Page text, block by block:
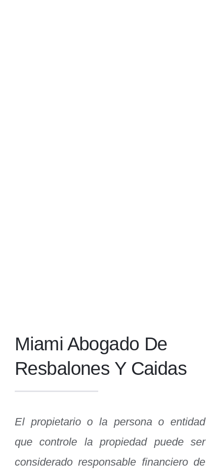
Miami Abogado De
Resbalones Y Caidas
El propietario o la persona o entidad
que controle la propiedad puede ser
considerado responsable financiero de